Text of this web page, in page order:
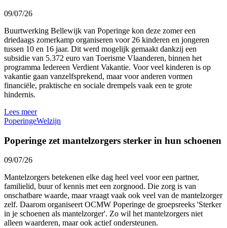
09/07/26
Buurtwerking Bellewijk van Poperinge kon deze zomer een
driedaags zomerkamp organiseren voor 26 kinderen en jongeren
tussen 10 en 16 jaar. Dit werd mogelijk gemaakt dankzij een
subsidie van 5.372 euro van Toerisme Vlaanderen, binnen het
programma Iedereen Verdient Vakantie. Voor veel kinderen is op
vakantie gaan vanzelfsprekend, maar voor anderen vormen
financiële, praktische en sociale drempels vaak een te grote
hindernis.
Lees meer
PoperingeWelzijn
Poperinge zet mantelzorgers sterker in hun schoenen
09/07/26
Mantelzorgers betekenen elke dag heel veel voor een partner,
familielid, buur of kennis met een zorgnood. Die zorg is van
onschatbare waarde, maar vraagt vaak ook veel van de mantelzorger
zelf. Daarom organiseert OCMW Poperinge de groepsreeks 'Sterker
in je schoenen als mantelzorger'. Zo wil het mantelzorgers niet
alleen waarderen, maar ook actief ondersteunen.